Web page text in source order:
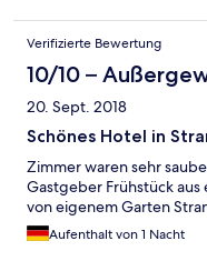
gezebilecegimiz yerlere
kazanmamızı ve çokça
Teşekkür ediyorum. Otele
değil ama inanın çokça
alabilirsiniz çok uygun ve
delux oda seçtik gayet
sabırsızlıkla bekliyoruz.
misafirperverliğiniz için
Verifizierte Bewertung
10/10 –
20. Sept. 2018
Schönes Hotel in
Zimmer waren sehr
Gastgeber Frühstück
von eigenem Garten
Aufenthalt von 1 Nacht